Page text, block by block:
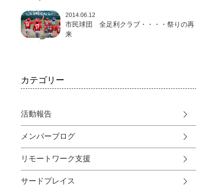
2014.06.12
市民球団 全足利クラブ・・・・祭りの再
来
カテゴリー
活動報告
メンバーブログ
リモートワーク支援
サードプレイス